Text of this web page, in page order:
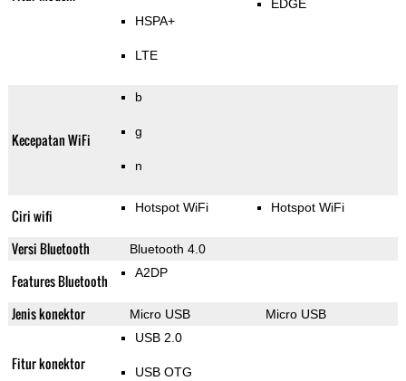
HSPA+
LTE
EDGE
Kecepatan WiFi
b
g
n
Ciri wifi Hotspot WiFi Hotspot WiFi
Versi Bluetooth Bluetooth 4.0
Features Bluetooth A2DP
Jenis konektor Micro USB Micro USB
Fitur konektor
USB 2.0
USB OTG